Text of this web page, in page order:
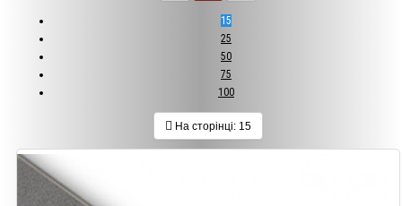
15
25
50
75
100
На сторінці: 15